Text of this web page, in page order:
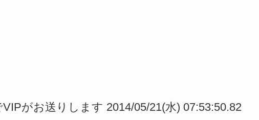
がお送りします 2014/05/21(水) 07:53:50.82